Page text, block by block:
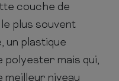
couche de
plus souvent
un plastique
polyester mais qui,